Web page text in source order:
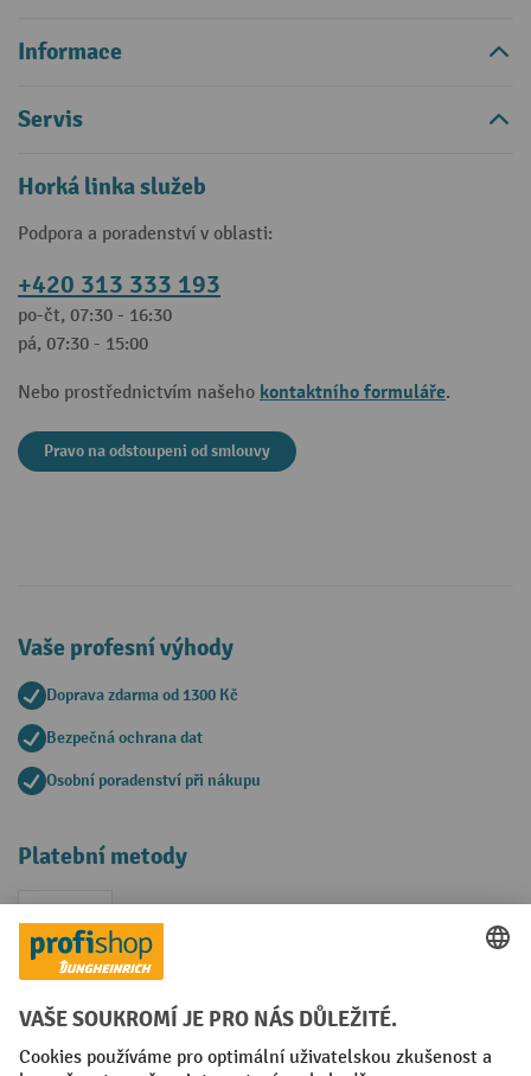
Informace
Servis
Horká linka služeb
Podpora a poradenství v oblasti:
+420 313 333 193
po-čt, 07:30 - 16:30
pá, 07:30 - 15:00
Nebo prostřednictvím našeho kontaktního formuláře.
Pravo na odstoupeni od smlouvy
Vaše profesní výhody
Doprava zdarma od 1300 Kč
Bezpečná ochrana dat
Osobní poradenství při nákupu
Platební metody
Faktura
Sociální sítě
Facebook
YouTubeLinkedIn